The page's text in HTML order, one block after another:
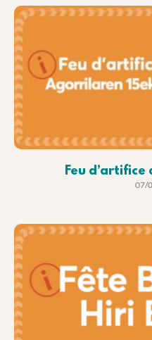
Feu d’artifice
07/